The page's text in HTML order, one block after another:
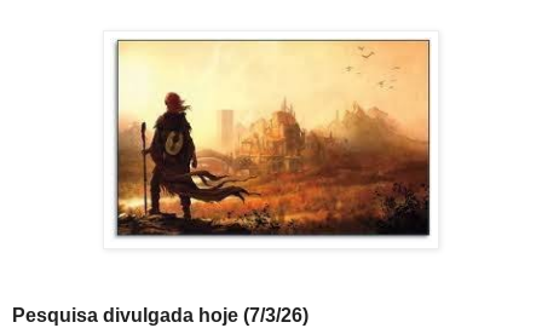
Pesquisa divulgada hoje (7/3/26)